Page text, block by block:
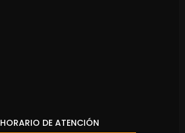
HORARIO DE ATENCIÓN